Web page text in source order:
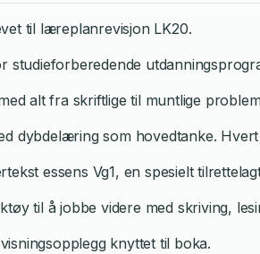
til læreplanrevisjon LK20.
alt fra skriftlige til muntlige
dybdelæring som hovedtanke.
essens Vg1, en spesielt
til å jobbe videre med skriving,
knyttet til boka.